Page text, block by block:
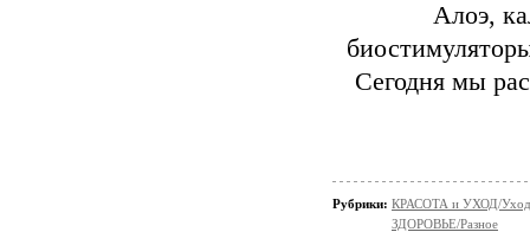
Алоэ,
Сегодня мы
Рубрики: КРАСОТА и УХОД/Уход
ЗДОРОВЬЕ/Разное